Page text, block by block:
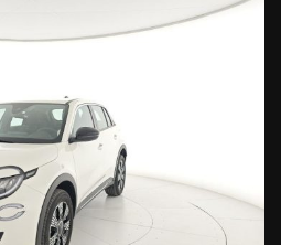
Luce plafoniera LED,
elettrocromico (giorno/notte
EUR),